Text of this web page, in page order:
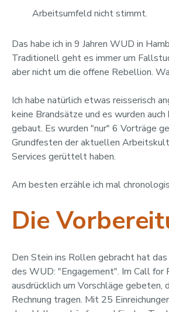
Arbeitsumfeld nicht stimmt.
Das habe ich in 9 Jahren WUD in
Traditionell geht es immer um
aber nicht um die offene Rebellion.
Ich habe natürlich etwas reisserisch
keine Brandsätze und es wurden auch
gebaut. Es wurden "nur" 6 Vorträge
Grundfesten der aktuellen
Services gerüttelt haben.
Am besten erzähle ich mal
Die
Den Stein ins Rollen gebracht hat
des WUD: "Engagement". Im Call for
ausdrücklich um Vorschläge gebeten,
Rechnung tragen. Mit 25